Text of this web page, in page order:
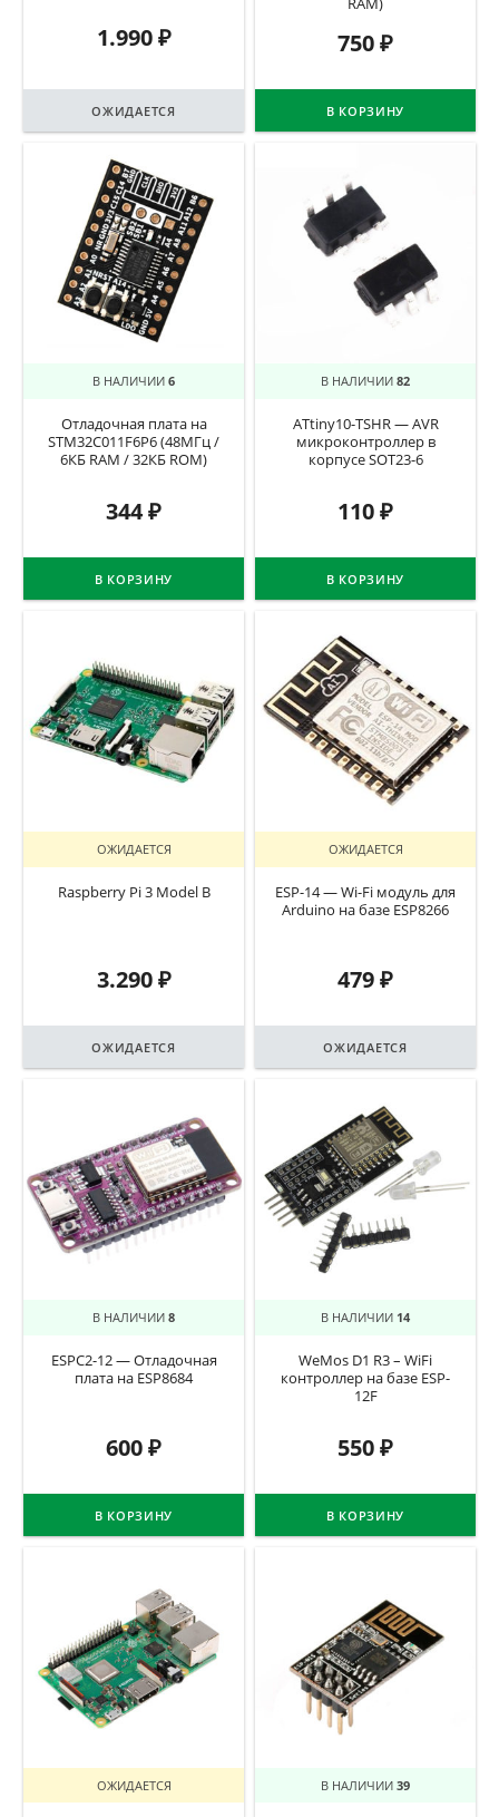
1.990₽
ОЖИДАЕТСЯ
RAM)
750₽
В КОРЗИНУ
В НАЛИЧИИ 6
Отладочная плата на
STM32C011F6P6 (48МГц /
6КБ RAM / 32КБ ROM)
344₽
В КОРЗИНУ
В НАЛИЧИИ 82
ATtiny10-TSHR — AVR
микроконтроллер в
корпусе SOT23-6
110₽
В КОРЗИНУ
ОЖИДАЕТСЯ
Raspberry Pi 3 Model B
3.290₽
ОЖИДАЕТСЯ
ОЖИДАЕТСЯ
ESP-14 — Wi-Fi модуль для
Arduino на базе ESP8266
479₽
ОЖИДАЕТСЯ
В НАЛИЧИИ 8
ESPC2-12 — Отладочная
плата на ESP8684
600₽
В КОРЗИНУ
В НАЛИЧИИ 14
WeMos D1 R3 – WiFi
контроллер на базе ESP-
12F
550₽
В КОРЗИНУ
ОЖИДАЕТСЯ В НАЛИЧИИ 39